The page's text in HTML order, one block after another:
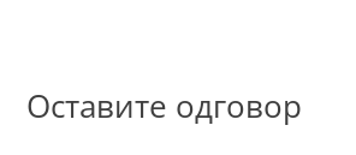
Оставите одговор